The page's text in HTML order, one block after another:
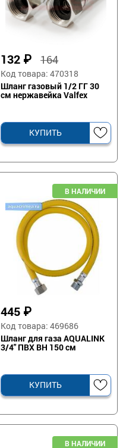
132 ₽164
Код товара: 470318
Шланг газовый 1/2 ГГ 30
см нержавейка Valfex
КУПИТЬ
445 ₽
Код товара: 469686
Шланг для газа AQUALINK
3/4" ПВХ ВН 150 см
КУПИТЬ